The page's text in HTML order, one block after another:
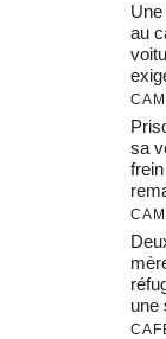
au
sa
une